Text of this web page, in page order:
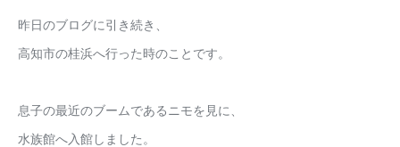
昨日のブログに引き続き、
高知市の桂浜へ行った時のことです。
息子の最近のブームであるニモを見に、
水族館へ入館しました。